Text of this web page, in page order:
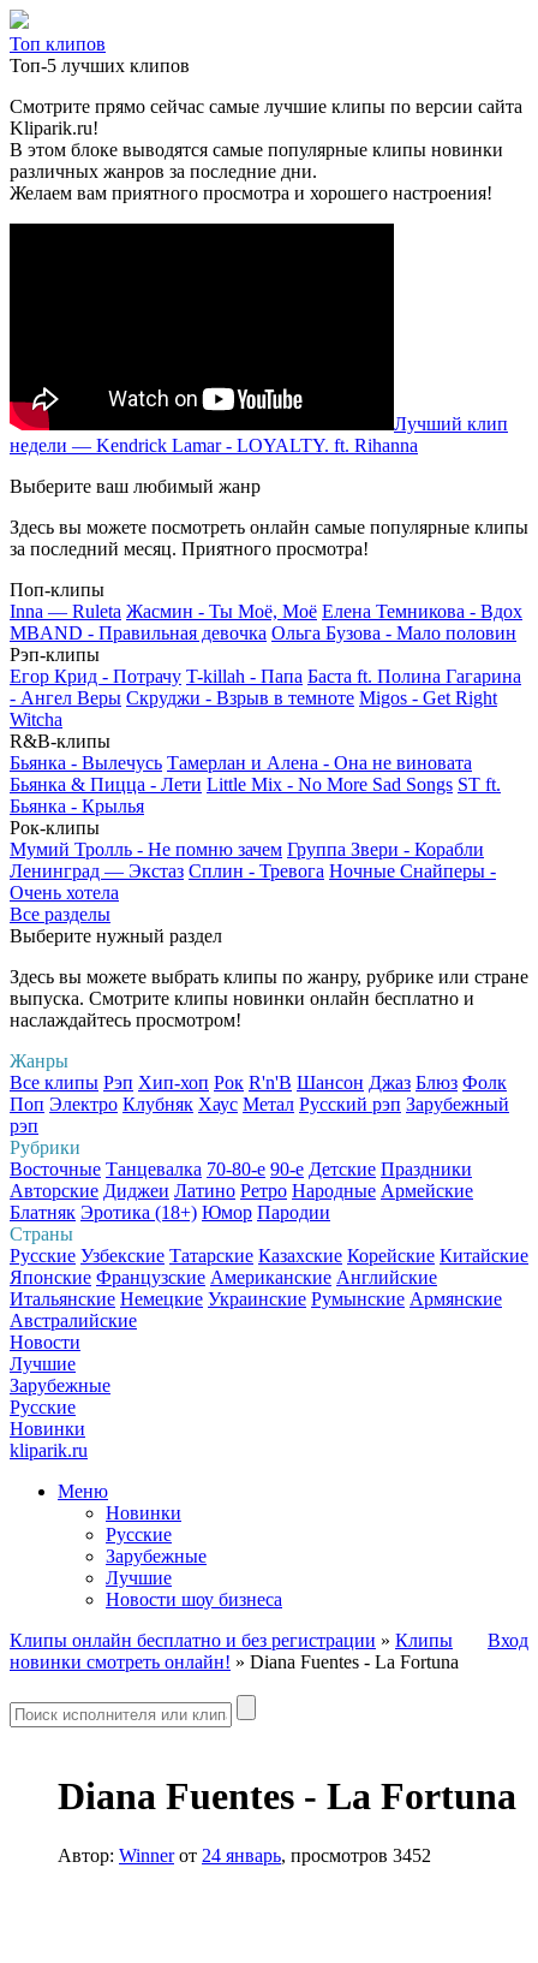
Топ клипов
Топ-5 лучших клипов
Смотрите прямо сейчас самые лучшие клипы по версии сайта
Kliparik.ru!
В этом блоке выводятся самые популярные клипы новинки
различных жанров за последние дни.
Желаем вам приятного просмотра и хорошего настроения!
Лучший клип
недели — Kendrick Lamar - LOYALTY. ft. Rihanna
Выберите ваш любимый жанр
Здесь вы можете посмотреть онлайн самые популярные клипы
за последний месяц. Приятного просмотра!
Поп-клипы
Inna — Ruleta Жасмин - Ты Моё, Моё Елена Темникова - Вдох
MBAND - Правильная девочка Ольга Бузова - Мало половин
Рэп-клипы
Егор Крид - Потрачу T-killah - Папа Баста ft. Полина Гагарина
- Ангел Веры Скруджи - Взрыв в темноте Migos - Get Right
Witcha
R&B-клипы
Бьянка - Вылечусь Тамерлан и Алена - Она не виновата
Бьянка & Пицца - Лети Little Mix - No More Sad Songs ST ft.
Бьянка - Крылья
Рок-клипы
Мумий Тролль - Не помню зачем Группа Звери - Корабли
Ленинград — Экстаз Сплин - Тревога Ночные Снайперы -
Очень хотела
Все разделы
Выберите нужный раздел
Здесь вы можете выбрать клипы по жанру, рубрике или стране
выпуска. Смотрите клипы новинки онлайн бесплатно и
наслаждайтесь просмотром!
Жанры
Все клипы Рэп Хип-хоп Рок R'n'B Шансон Джаз Блюз Фолк
Поп Электро Клубняк Хаус Метал Русский рэп Зарубежный
рэп
Рубрики
Восточные Танцевалка 70-80-е 90-е Детские Праздники
Авторские Диджеи Латино Ретро Народные Армейские
Блатняк Эротика (18+) Юмор Пародии
Страны
Русские Узбекские Татарские Казахские Корейские Китайские
Японские Французские Американские Английские
Итальянские Немецкие Украинские Румынские Армянские
Австралийские
Новости
Лучшие
Зарубежные
Русские
Новинки
kliparik.ru
Меню
Новинки
Русские
Зарубежные
Лучшие
Новости шоу бизнеса
Вход
Клипы онлайн бесплатно и без регистрации » Клипы
новинки смотреть онлайн! » Diana Fuentes - La Fortuna
Diana Fuentes - La Fortuna
Автор: Winnerот 24 январь, просмотров 3452